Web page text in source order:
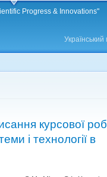
Progress & Innovations"
курсової
і технології в